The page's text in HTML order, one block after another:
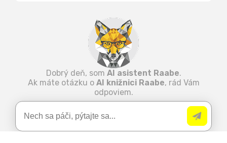
Dobrý deň, som AI asistent Raabe.
Ak máte otázku o AI knižnici Raabe, rád Vám
odpoviem.